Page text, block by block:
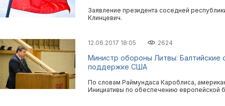
Заявление президента соседней
Клинцевич.
12.06.2017 18:05 2624
Министр обороны Литвы: Балтийские
поддержке США
По словам Раймундаса Кароблиса,
Инициативы по обеспечению европейской